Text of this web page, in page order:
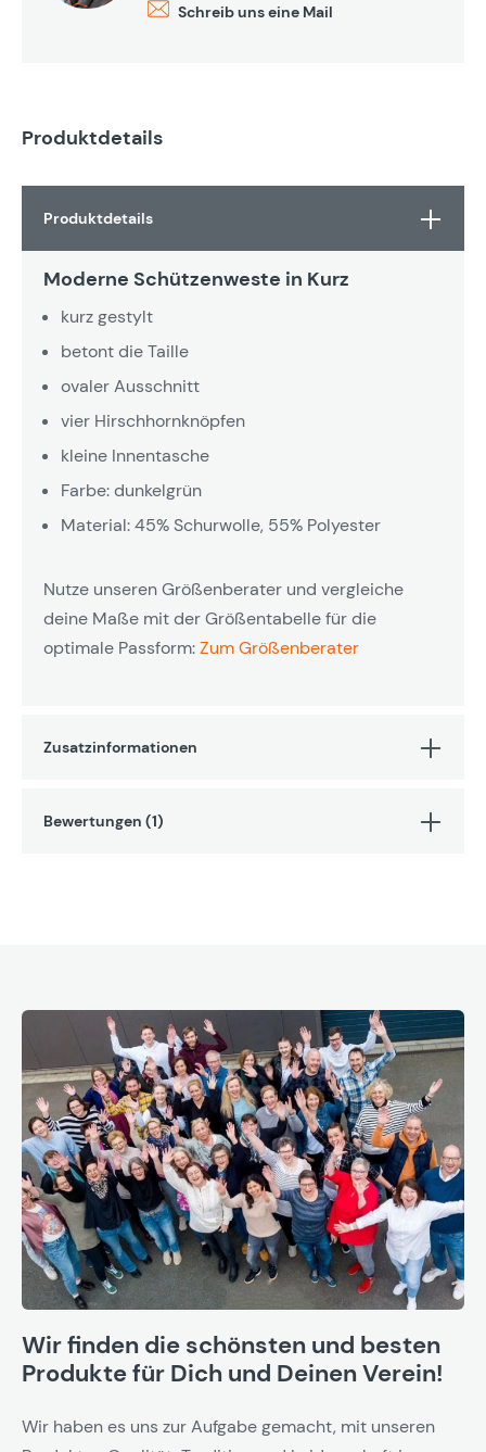
Schreib uns eine Mail
Produktdetails
Produktdetails
Moderne Schützenweste in Kurz
kurz gestylt
betont die Taille
ovaler Ausschnitt
vier Hirschhornknöpfen
kleine Innentasche
Farbe: dunkelgrün
Material: 45% Schurwolle, 55% Polyester
Nutze unseren Größenberater und vergleiche
deine Maße mit der Größentabelle für die
optimale Passform:Zum Größenberater
Zusatzinformationen
Bewertungen (1)
Wir finden die schönsten und besten
Produkte für Dich und Deinen Verein!
Wir haben es uns zur Aufgabe gemacht, mit unseren